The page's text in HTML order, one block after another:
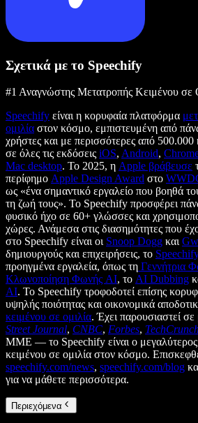
Σχετικά με το Speechify
#1 Αναγνώστης Μετατροπής Κειμένου σε
Speechify είναι η κορυφαία πλατφόρμα
ομιλία στον κόσμο, εμπιστευμένη από
χρήστες και με περισσότερες από 500.000
σε όλες τις εκδόσεις iOS, Android,
Mac desktop. Το 2025, η Apple βράβευσε
περίφημο Apple Design Award στο
ως «ένα σημαντικό εργαλείο που βοηθά
τη ζωή τους». Το Speechify προσφέρει
φυσικό ήχο σε 60+ γλώσσες και
χώρες. Ανάμεσα στις διασημότητες που
στο Speechify είναι οι Snoop Dogg και
δημιουργούς και επιχειρήσεις, το
προηγμένα εργαλεία, όπως τη Γεννήτρια
Κλωνοποίηση Φωνής AI, το AI Dubbing
AI. Το Speechify τροφοδοτεί επίσης
υψηλής ποιότητας και οικονομικά
κειμένου σε ομιλία. Έχει παρουσιαστεί
Street Journal, CNBC, Forbes,
ΜΜΕ — το Speechify είναι ο μεγαλύτερος
κειμένου σε ομιλία στον κόσμο.
speechify.com/news, speechify.com/blog
για να μάθετε περισσότερα.
Περιεχόμενα